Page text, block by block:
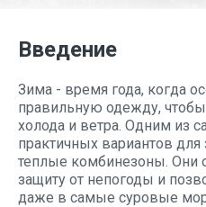
Введение
Зима - время года, когда
правильную одежду,
холода и ветра. Одним из
практичных вариантов
теплые комбинезоны. Они
защиту от непогоды и
даже в самые суровые